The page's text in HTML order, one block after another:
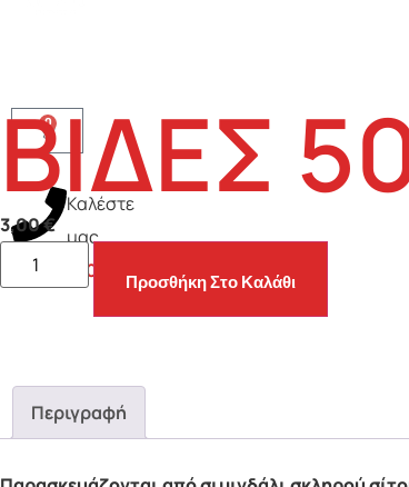
0
Καλέστε
μας
2106230010
ΒΙΔΕΣ
3,00€
Προσθήκη Στο Καλάθι
Περιγραφή